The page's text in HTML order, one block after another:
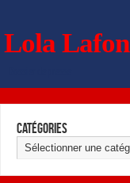
Lola Lafon
Catégories